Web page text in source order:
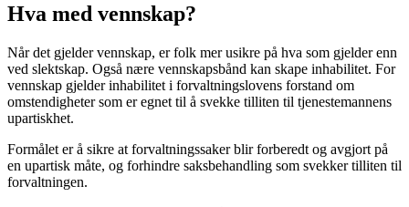
Hva med vennskap?
Når det gjelder vennskap, er folk mer usikre på hva som gjelder enn
ved slektskap. Også nære vennskapsbånd kan skape inhabilitet. For
vennskap gjelder inhabilitet i forvaltningslovens forstand om
omstendigheter som er egnet til å svekke tilliten til tjenestemannens
upartiskhet.
Formålet er å sikre at forvaltningssaker blir forberedt og avgjort på
en upartisk måte, og forhindre saksbehandling som svekker tilliten til
forvaltningen.